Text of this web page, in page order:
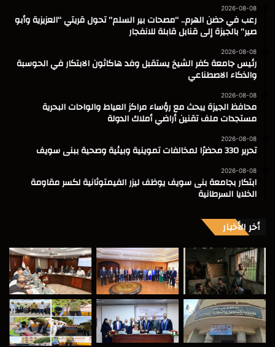
2026-08-08
رعب في حضن الهرم.. “مصحات بير السلم” تحول قريتي “العزيزية وأبو
صير” بالجيزة إلى قنابل قابلة للانفجار
2026-08-08
رئيس جامعة كفر الشيخ يستقبل وفد هاكاثون الابتكار في الحوسبة
والذكاء الاصطناعي
2026-08-08
محافظ الجيزة يبحث مع رؤساء مراكز العياط والواحات البحرية
مستجدات ملف تقنين أراضي أملاك الدولة
2026-08-08
تحرير 330 محضرًا لمخالفات تموينية وبيئية وصحية ببنى سويف
2026-08-08
ابتكار بجامعة بنى سويف يوظف ليزر الفيمتوثانية لكسر مقاومة
الخلايا السرطانية
أخر الأخبار